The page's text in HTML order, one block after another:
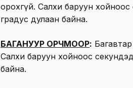
орохгүй. Салхи баруун
градус дулаан байна.
БАГАНУУР ОРЧМООР:
Салхи баруун хойноос
байна.